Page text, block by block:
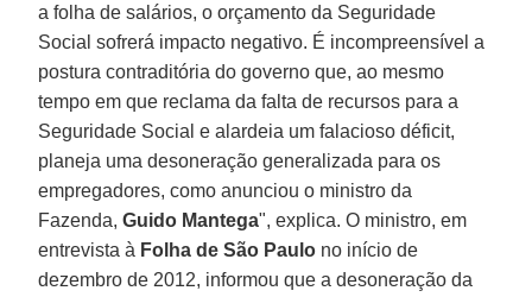
a folha de salários, o orçamento da Seguridade
Social sofrerá impacto negativo. É incompreensível a
postura contraditória do governo que, ao mesmo
tempo em que reclama da falta de recursos para a
Seguridade Social e alardeia um falacioso déficit,
planeja uma desoneração generalizada para os
empregadores, como anunciou o ministro da
Fazenda,Guido Mantega", explica. O ministro, em
entrevista à Folha de São Paulo no início de
dezembro de 2012, informou que a desoneração da